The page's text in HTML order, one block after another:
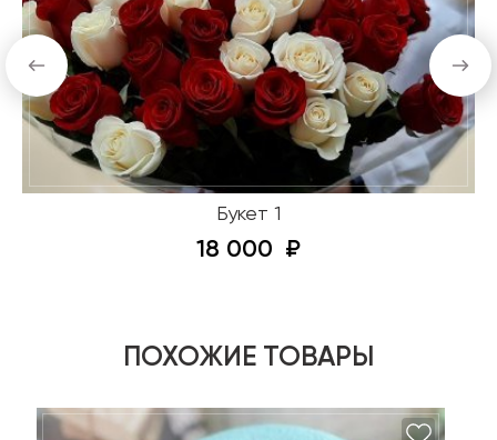
Букет 1
18 000
ПОХОЖИЕ ТОВАРЫ